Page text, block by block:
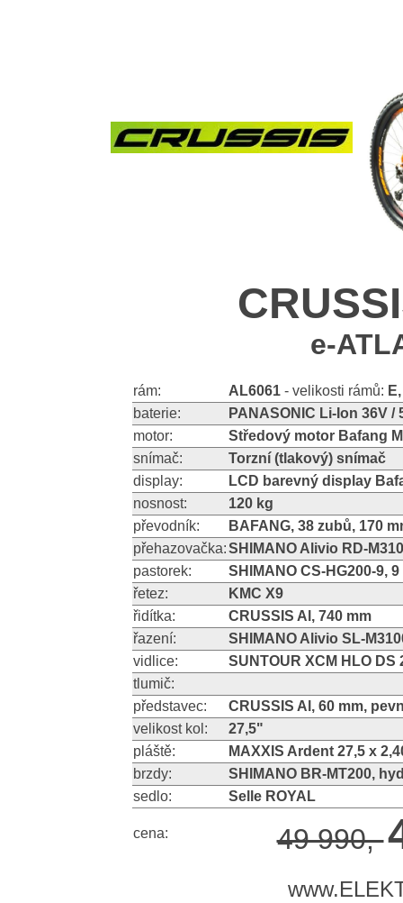
e-
rám: AL6061 - velikosti rámů: E,
baterie:
PANASONIC Li-Ion 36V /
motor:
Středový motor Bafang
snímač:
Torzní (tlakový) snímač
display:
LCD barevný display
nosnost:
120 kg
převodník:
BAFANG, 38 zubů, 170
přehazovačka:SHIMANO Alivio RD-
pastorek:
SHIMANO CS-HG200-9,
řetez:
KMC X9
řidítka:
CRUSSIS Al, 740 mm
řazení:
SHIMANO Alivio SL-
vidlice:
SUNTOUR XCM HLO DS
tlumič:
představec:
CRUSSIS Al, 60 mm,
velikost kol:
27,5"
pláště:
MAXXIS Ardent 27,5 x
brzdy:
SHIMANO BR-MT200,
sedlo:
Selle ROYAL
cena: 49 990,-